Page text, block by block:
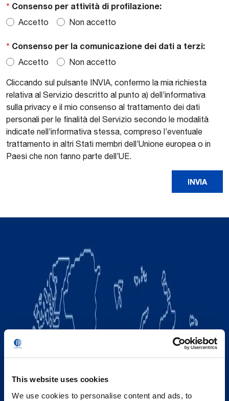
This website uses cookies
We use cookies to personalise content and ads, to
* Consenso per attività di profilazione:
Accetto Non accetto
* Consenso per la comunicazione dei dati a terzi:
Accetto Non accetto
Cliccando sul pulsante INVIA, confermo la mia richiesta
relativa al Servizio descritto al punto a) dell’informativa
sulla privacy e il mio consenso al trattamento dei dati
personali per le finalità del Servizio secondo le modalità
indicate nell’informativa stessa, compreso l’eventuale
trattamento in altri Stati membri dell’Unione europea o in
Paesi che non fanno parte dell’UE.